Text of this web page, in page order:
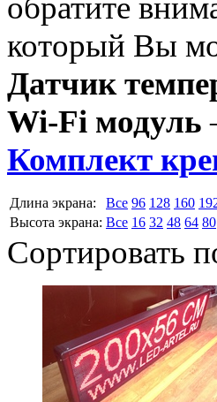
обратите
который Вы
Датчик
Wi-Fi модуль
Комплект
Длина экрана: Все 96 128 160
Высота экрана: Все 16 32 48 64 80
Сортировать